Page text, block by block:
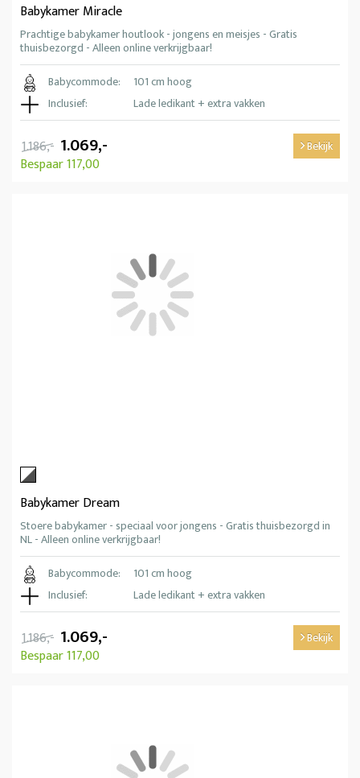
Babykamer Miracle
Prachtige babykamer houtlook - jongens en meisjes - Gratis
thuisbezorgd - Alleen online verkrijgbaar!
Babycommode:
101 cm hoog
Inclusief:
Lade ledikant + extra vakken
1.186,- 1.069,-
Bespaar 117,00
Bekijk
Babykamer Dream
Stoere babykamer - speciaal voor jongens - Gratis thuisbezorgd in
NL - Alleen online verkrijgbaar!
Babycommode:
101 cm hoog
Inclusief:
Lade ledikant + extra vakken
1.186,- 1.069,-
Bespaar 117,00
Bekijk